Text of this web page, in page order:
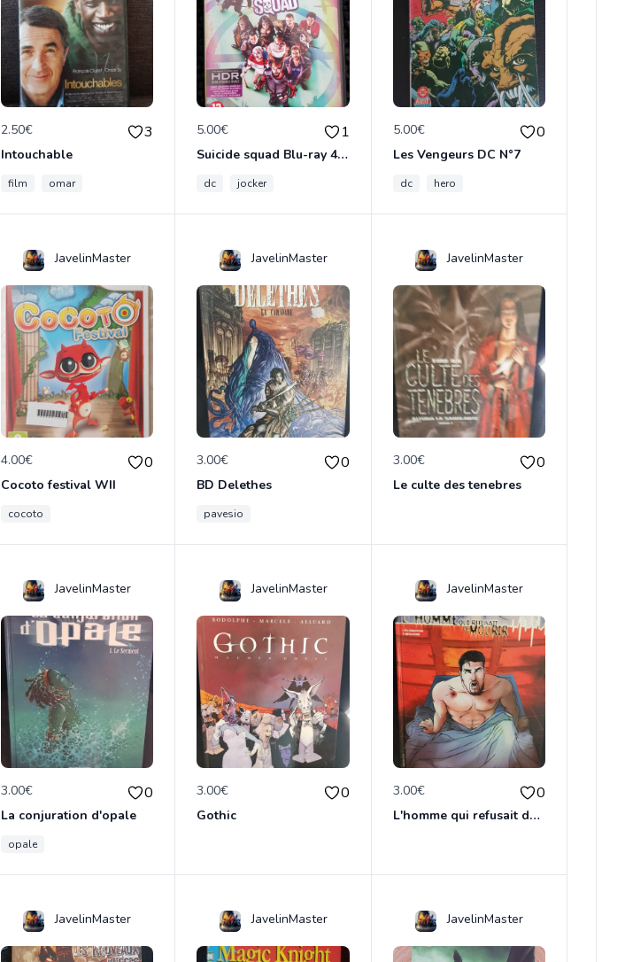
2.50€ 3
Intouchable
film omar
5.00€ 1
Suicide squad Blu-ray 4K ultra HD
dc jocker
5.00€ 0
Les Vengeurs DC N°7
dc hero
JavelinMaster
4.00€ 0
Cocoto festival WII
cocoto
JavelinMaster
3.00€ 0
BD Delethes
pavesio
JavelinMaster
3.00€ 0
Le culte des tenebres
JavelinMaster
3.00€ 0
La conjuration d'opale
opale
JavelinMaster
3.00€ 0
Gothic
JavelinMaster
3.00€ 0
L'homme qui refusait de dormir
JavelinMaster JavelinMaster JavelinMaster